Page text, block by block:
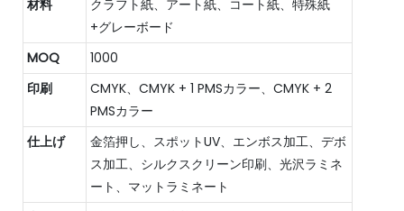
材料
クラフト紙、アート紙、コート紙、特殊紙
+グレーボード
MOQ
1000
印刷
CMYK、CMYK + 1 PMSカラー、CMYK + 2
PMSカラー
仕上げ
金箔押し、スポットUV、エンボス加工、デボ
ス加工、シルクスクリーン印刷、光沢ラミネ
ート、マットラミネート